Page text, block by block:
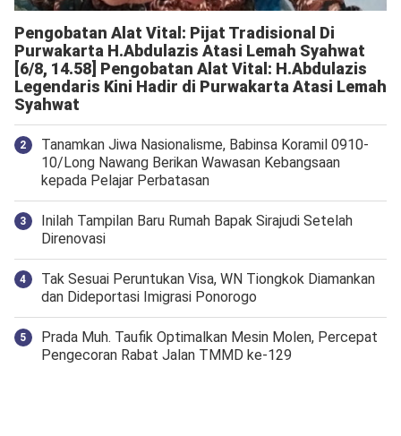
Pengobatan Alat Vital: Pijat Tradisional Di
Purwakarta H.Abdulazis Atasi Lemah Syahwat
[6/8, 14.58] Pengobatan Alat Vital: H.Abdulazis
Legendaris Kini Hadir di Purwakarta Atasi Lemah
Syahwat
Tanamkan Jiwa Nasionalisme, Babinsa Koramil 0910-
10/Long Nawang Berikan Wawasan Kebangsaan
kepada Pelajar Perbatasan
Inilah Tampilan Baru Rumah Bapak Sirajudi Setelah
Direnovasi
Tak Sesuai Peruntukan Visa, WN Tiongkok Diamankan
dan Dideportasi Imigrasi Ponorogo
Prada Muh. Taufik Optimalkan Mesin Molen, Percepat
Pengecoran Rabat Jalan TMMD ke-129